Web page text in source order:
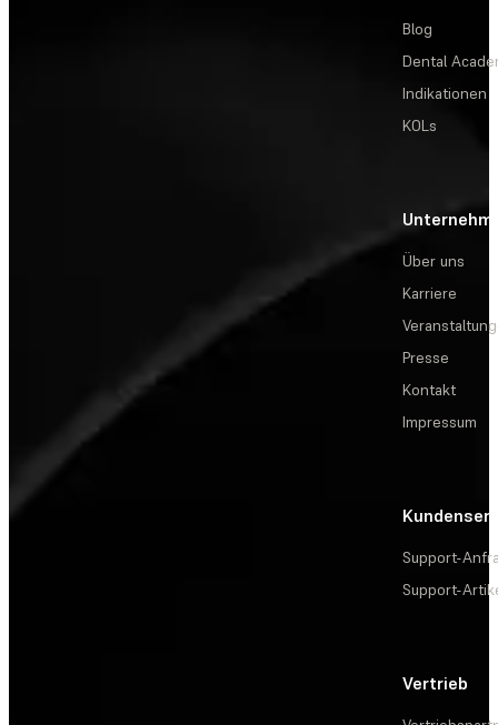
Blog
Dental
Indikationen
KOLs
Über uns
Karriere
Presse
Kontakt
Impressum
Support-
Support-
Vertrieb